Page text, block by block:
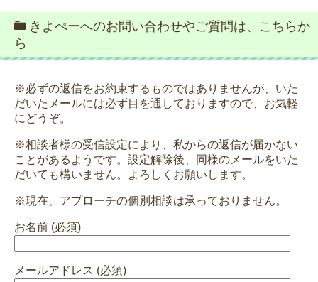
きよぺーへのお問い合わせやご質問は、こちらか
ら
※必ずの返信をお約束するものではありませんが、いた
だいたメールには必ず目を通しておりますので、お気軽
にどうぞ。
※相談者様の受信設定により、私からの返信が届かない
ことがあるようです。設定解除後、同様のメールをいた
だいても構いません。よろしくお願いします。
※現在、アプローチの個別相談は承っておりません。
お名前 (必須)
メールアドレス (必須)